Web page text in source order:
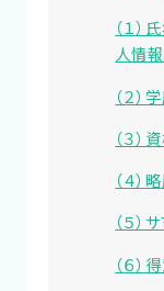
（１
人情報
（２）
（３）
（４）
（５）
（６